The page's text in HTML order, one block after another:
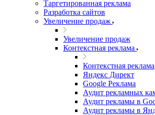
Таргетированная реклама
Разработка сайтов
Увеличение продаж
Увеличение продаж
Контекстная реклама
Контекстная реклама
Яндекс Директ
Google Реклама
Аудит рекламных
Аудит рекламы в
Аудит рекламы в